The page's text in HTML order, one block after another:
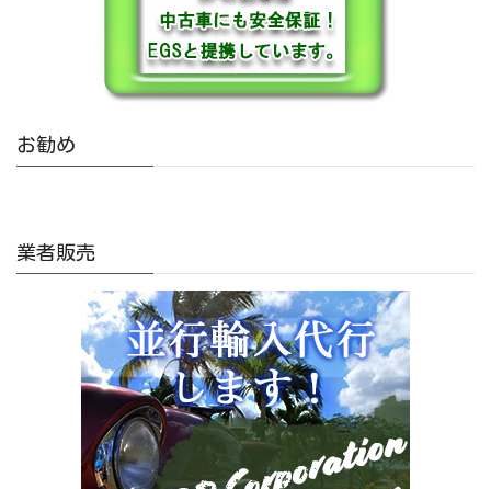
お勧め
業者販売